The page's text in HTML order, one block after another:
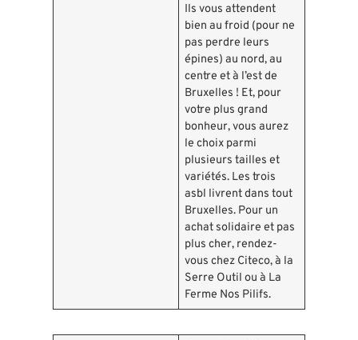
Ils vous attendent
bien au froid (pour ne
pas perdre leurs
épines) au nord, au
centre et à l’est de
Bruxelles ! Et, pour
votre plus grand
bonheur, vous aurez
le choix parmi
plusieurs tailles et
variétés. Les trois
asbl livrent dans tout
Bruxelles. Pour un
achat solidaire et pas
plus cher, rendez-
vous chez Citeco, à la
Serre Outil ou à La
Ferme Nos Pilifs.